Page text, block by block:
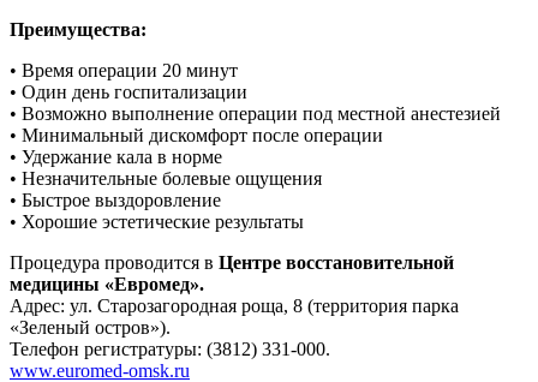
Преимущества:
• Время операции 20 минут
• Один день госпитализации
• Возможно выполнение операции под местной анестезией
• Минимальный дискомфорт после операции
• Удержание кала в норме
• Незначительные болевые ощущения
• Быстрое выздоровление
• Хорошие эстетические результаты
Процедура проводится в Центре восстановительной
медицины «Евромед».
Адрес: ул. Старозагородная роща, 8 (территория парка
«Зеленый остров»).
Телефон регистратуры: (3812) 331-000.
www.euromed-omsk.ru